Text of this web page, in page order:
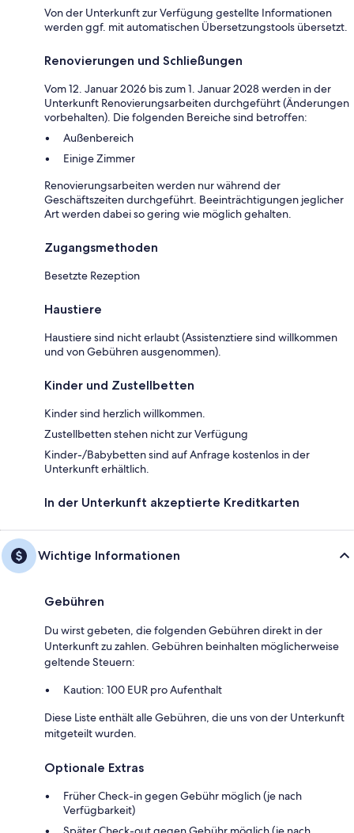
Von der Unterkunft zur Verfügung gestellte Informationen
werden ggf. mit automatischen Übersetzungstools übersetzt.
Renovierungen und Schließungen
Vom 12. Januar 2026 bis zum 1. Januar 2028 werden in der
Unterkunft Renovierungsarbeiten durchgeführt (Änderungen
vorbehalten). Die folgenden Bereiche sind betroffen:
Außenbereich
Einige Zimmer
Renovierungsarbeiten werden nur während der
Geschäftszeiten durchgeführt. Beeinträchtigungen jeglicher
Art werden dabei so gering wie möglich gehalten.
Zugangsmethoden
Besetzte Rezeption
Haustiere
Haustiere sind nicht erlaubt (Assistenztiere sind willkommen
und von Gebühren ausgenommen).
Kinder und Zustellbetten
Kinder sind herzlich willkommen.
Zustellbetten stehen nicht zur Verfügung
Kinder-/Babybetten sind auf Anfrage kostenlos in der
Unterkunft erhältlich.
In der Unterkunft akzeptierte Kreditkarten
Wichtige Informationen
Gebühren
Du wirst gebeten, die folgenden Gebühren direkt in der
Unterkunft zu zahlen. Gebühren beinhalten möglicherweise
geltende Steuern:
Kaution: 100 EUR pro Aufenthalt
Diese Liste enthält alle Gebühren, die uns von der Unterkunft
mitgeteilt wurden.
Optionale Extras
Früher Check-in gegen Gebühr möglich (je nach
Verfügbarkeit)